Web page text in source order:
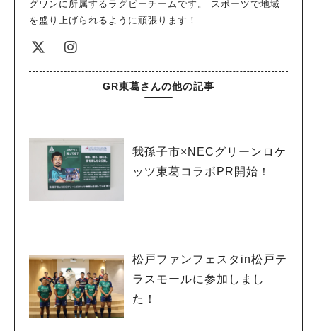
グワンに所属するラグビーチームです。 スポーツで地域
を盛り上げられるように頑張ります！
GR東葛さんの他の記事
我孫子市×NECグリーンロケ
ッツ東葛コラボPR開始！
松戸ファンフェスタin松戸テ
ラスモールに参加しまし
た！